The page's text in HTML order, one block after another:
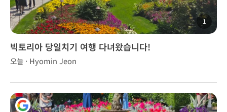
1
빅토리아 당일치기 여행 다녀왔습니다!
오늘 · Hyomin Jeon